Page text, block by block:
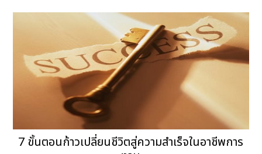
7 ขั้นตอนก้าวเปลี่ยนชีวิตสู่ความสำเร็จในอาชีพการ